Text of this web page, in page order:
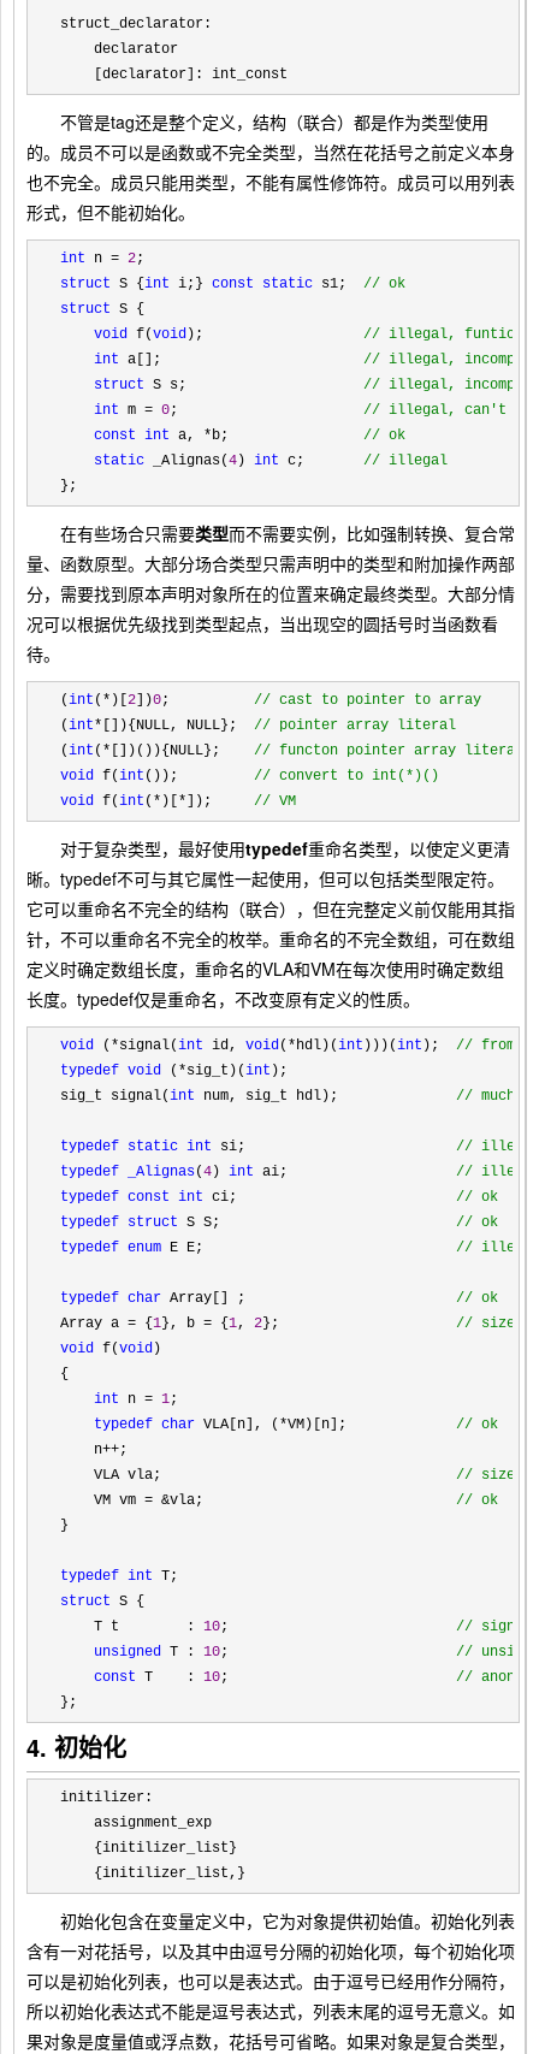
struct_declarator:
    declarator
    [declarator]:
int_const
不管是tag还是整个定义，结构（联合）都是作为类型使用
的。成员不可以是函数或不完全类型，当然在花括号之前定义本身
也不完全。成员只能用类型，不能有属性修饰符。成员可以用列表
形式，但不能初始化。
int n = 2
struct S { int i;} const static s1; // ok
struct S {
void f(void ); // illegal, funtion
int a[]; // illegal,
struct S s; // illegal,
int m = 0; // illegal, can't
const int a, *b; // ok
static _Alignas(4 ) int c; // illegal
};
在有些场合只需要类型而不需要实例，比如强制转换、复合常
量、函数原型。大部分场合类型只需声明中的类型和附加操作两部
分，需要找到原本声明对象所在的位置来确定最终类型。大部分情
况可以根据优先级找到类型起点，当出现空的圆括号时当函数看
待。
(int (*)[ 2 ])0; // cast to pointer to array
(int*[]){NULL, NULL}; // pointer array literal
(int (*[])()){NULL}; // functon pointer array literal
void f(int ()); // convert to int(*)()
void f(int (*)[*]); // VM
对于复杂类型，最好使用typedef重命名类型，以使定义更清
晰。typedef不可与其它属性一起使用，但可以包括类型限定符。
它可以重命名不完全的结构（联合），但在完整定义前仅能用其指
针，不可以重命名不完全的枚举。重命名的不完全数组，可在数组
定义时确定数组长度，重命名的VLA和VM在每次使用时确定数组
长度。typedef仅是重命名，不改变原有定义的性质。
void (*signal(int id, void(*hdl)(int )))(int ); // from
typedef void (*sig_t)(int );
sig_t signal(int num, sig_t hdl); // much
typedef static int si; // illegal
typedef _Alignas(4 ) int ai; // illegal
typedef const int ci; // ok
typedef struct S S; // ok
typedef enum E E; // illegal
typedef char Array[] ; // ok
Array a = { 1 }, b = { 1, 2 }; //
void f(void )
{
int n = 1;
typedef char VLA[n], (*VM)[n]; // ok
    n++
;
    VLA vla;
//
    VM vm = &vla;
// ok
}
typedef int
struct S {
    T t        :
10; //
unsigned T : 10; //
const T    : 10; //
};
4. 初始化
initilizer:
    assignment_exp
    {initilizer_list}
    {initilizer_list,}
初始化包含在变量定义中，它为对象提供初始值。初始化列表
含有一对花括号，以及其中由逗号分隔的初始化项，每个初始化项
可以是初始化列表，也可以是表达式。由于逗号已经用作分隔符，
所以初始化表达式不能是逗号表达式，列表末尾的逗号无意义。如
果对象是度量值或浮点数，花括号可省略。如果对象是复合类型，